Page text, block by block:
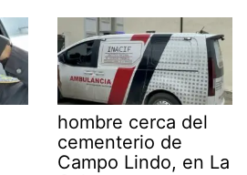
hombre cerca del
cementerio de
Campo Lindo, en La